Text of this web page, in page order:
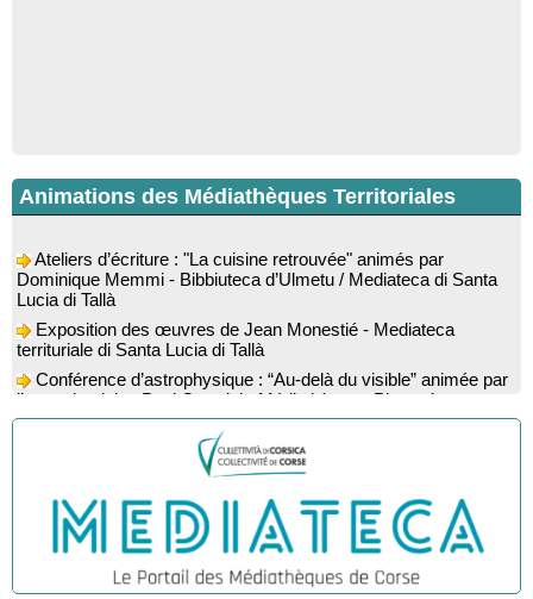
Animations des Médiathèques Territoriales
Dominique Memmi - Bibbiuteca d’Ulmetu / Mediateca di Santa
Lucia di Tallà
Exposition des œuvres de Jean Monestié - Mediateca
territuriale di Santa Lucia di Tallà
Conférence d’astrophysique : “Au-delà du visible” animée par
l’astrophysicien Paul Guerrini - Médiathèque - Pitretu è
Bicchisgià
Exposition des œuvres de Dominique Malberti Morin :
"Racines, peintures acryliques et aquarelles" - Mediateca
territuriale di Santa Lucia di Tallà
Animation : "Petits lecteurs" - Médiathèque - Pitretu è
Bicchisgià
Veillée de contes à la forêt enchantée "U Mondu ditu
mignuleddu" par la Caravane de Conteurs - Currà